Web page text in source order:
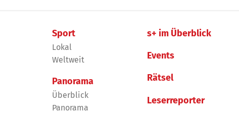
Sport
Lokal
Weltweit
Panorama
Überblick
Panorama
s+ im Überblick
Events
Rätsel
Leserreporter